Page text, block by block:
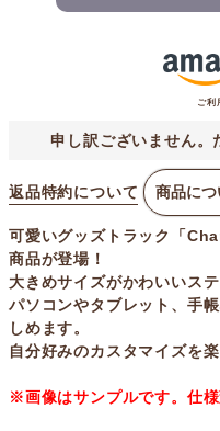
ご利
申し訳ございません。
返品特約について 商品に
可愛いグッズトラック「
商品が登場！
大きめサイズがかわいいステ
パソコンやタブレット、手
しめます。
自分好みのカスタマイズを
※画像はサンプルです。仕